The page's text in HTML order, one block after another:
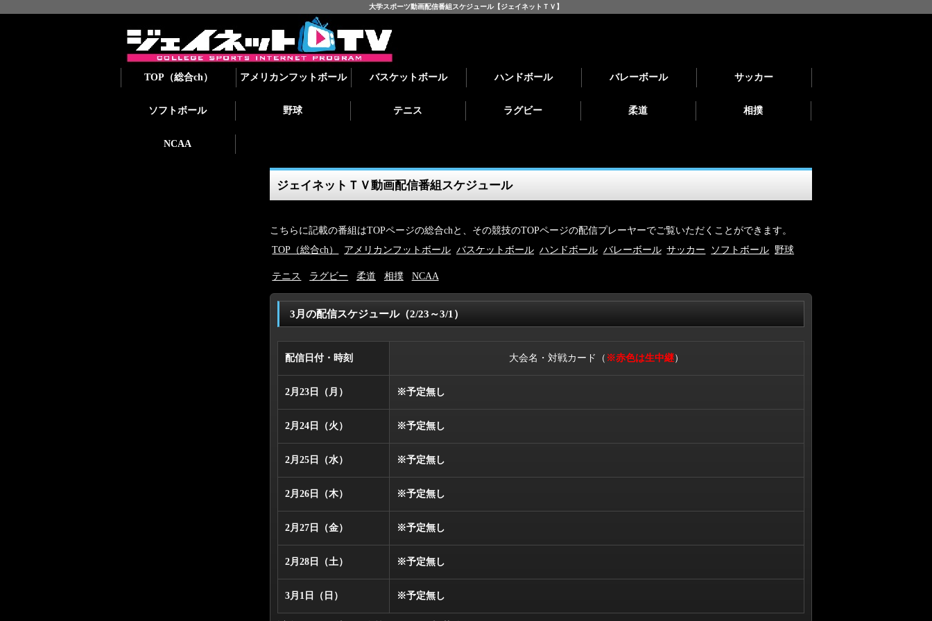
大学スポーツ動画配信番組スケジュール【ジェイネットＴＶ】
TOP（総合ch） アメリカンフットボール バスケットボール ハンドボール バレーボール サッカー
ソフトボール 野球 テニス ラグビー 柔道 相撲
NCAA
ジェイネットＴＶ動画配信番組スケジュール
こちらに記載の番組はTOPページの総合chと、その競技のTOPページの配信プレーヤーでご覧いただくことができます。
TOP（総合ch）
アメリカンフットボール バスケットボール ハンドボール バレーボール サッカー ソフトボール 野球
テニス ラグビー 柔道 相撲 NCAA
3月の配信スケジュール（2/23～3/1）
配信日付・時刻 大会名・対戦カード（ ※赤色は生中継）
2月23日（月） ※予定無し
2月24日（火） ※予定無し
2月25日（水） ※予定無し
2月26日（木） ※予定無し
2月27日（金） ※予定無し
2月28日（土） ※予定無し
3月1日（日） ※予定無し